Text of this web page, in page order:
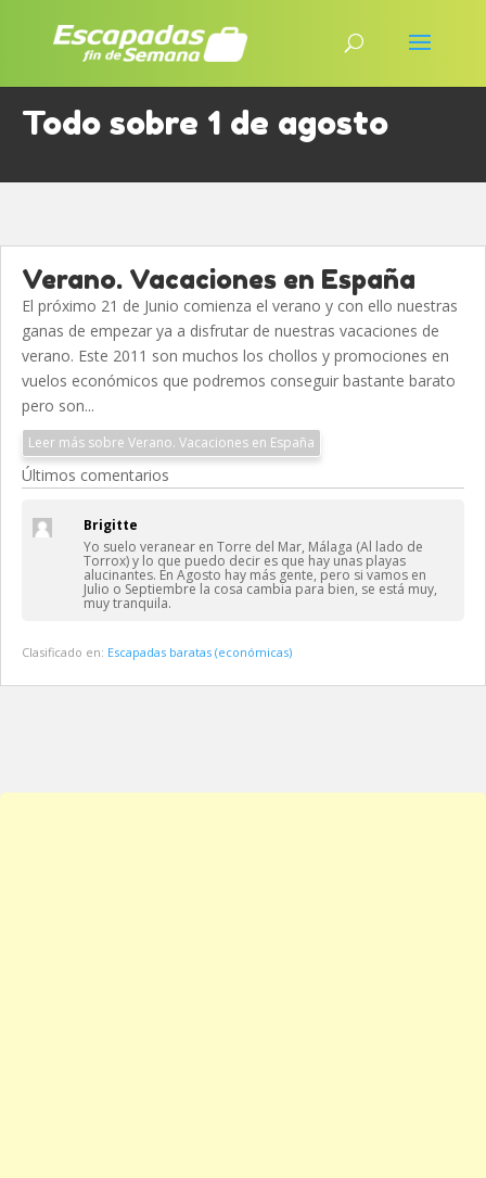
Todo sobre 1 de agosto
Verano. Vacaciones en España
El próximo 21 de Junio comienza el verano y con ello nuestras
ganas de empezar ya a disfrutar de nuestras vacaciones de
verano. Este 2011 son muchos los chollos y promociones en
vuelos económicos que podremos conseguir bastante barato
pero son...
Leer más sobre Verano. Vacaciones en España
Últimos comentarios
Brigitte
Yo suelo veranear en Torre del Mar, Málaga (Al lado de
Torrox) y lo que puedo decir es que hay unas playas
alucinantes. En Agosto hay más gente, pero si vamos en
Julio o Septiembre la cosa cambia para bien, se está muy,
muy tranquila.
Clasificado en: Escapadas baratas (económicas)